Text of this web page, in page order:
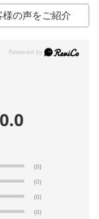
様の声をご紹介
0.0
(0)
(0)
(0)
(0)